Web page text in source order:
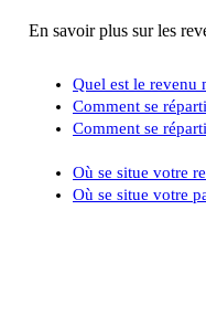
En savoir plus sur les
Quel est le revenu
Comment se
Comment se
Où se situe votre
Où se situe votre